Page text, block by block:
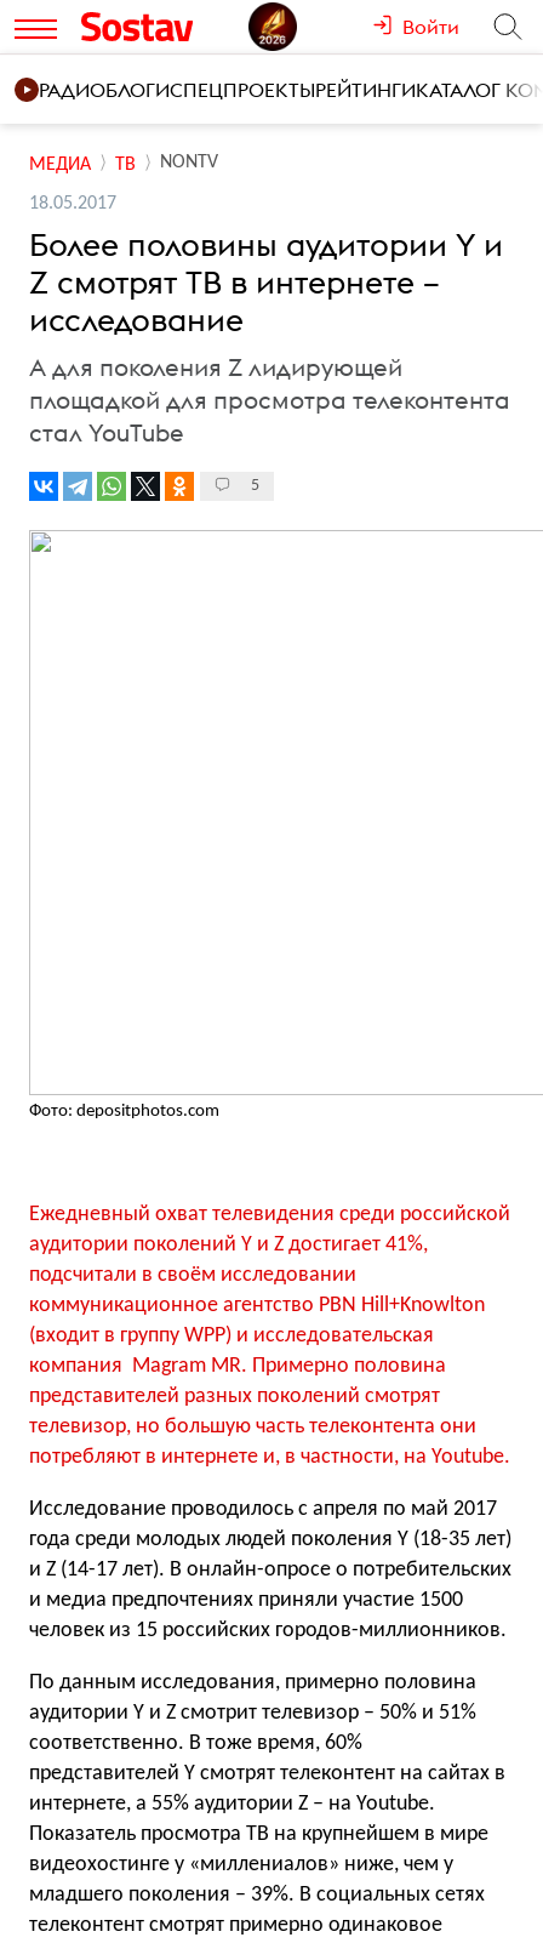
Войти
РАДИОБЛОГИСПЕЦПРОЕКТЫРЕЙТИНГИКАТАЛОГ
МЕДИА ТВ NONTV
18.05.2017
Более половины аудитории Y и
Z смотрят ТВ в интернете –
исследование
А для поколения Z лидирующей
площадкой для просмотра телеконтента
стал YouTube
5
Фото: depositphotos.com
Ежедневный охват телевидения среди российской
аудитории поколений Y и Z достигает 41%,
подсчитали в своём исследовании
коммуникационное агентство PBN Hill+Knowlton
(входит в группу WPP) и исследовательская
компания Magram MR. Примерно половина
представителей разных поколений смотрят
телевизор, но большую часть телеконтента они
потребляют в интернете и, в частности, на Youtube.
Исследование проводилось с апреля по май 2017
года среди молодых людей поколения Y (18-35 лет)
и Z (14-17 лет). В онлайн-опросе о потребительских
и медиа предпочтениях приняли участие 1500
человек из 15 российских городов-миллионников.
По данным исследования, примерно половина
аудитории Y и Z смотрит телевизор – 50% и 51%
соответственно. В тоже время, 60%
представителей Y смотрят телеконтент на сайтах в
интернете, а 55% аудитории Z – на Youtube.
Показатель просмотра ТВ на крупнейшем в мире
видеохостинге у «миллениалов» ниже, чем у
младшего поколения – 39%. В социальных сетях
телеконтент смотрят примерно одинаковое